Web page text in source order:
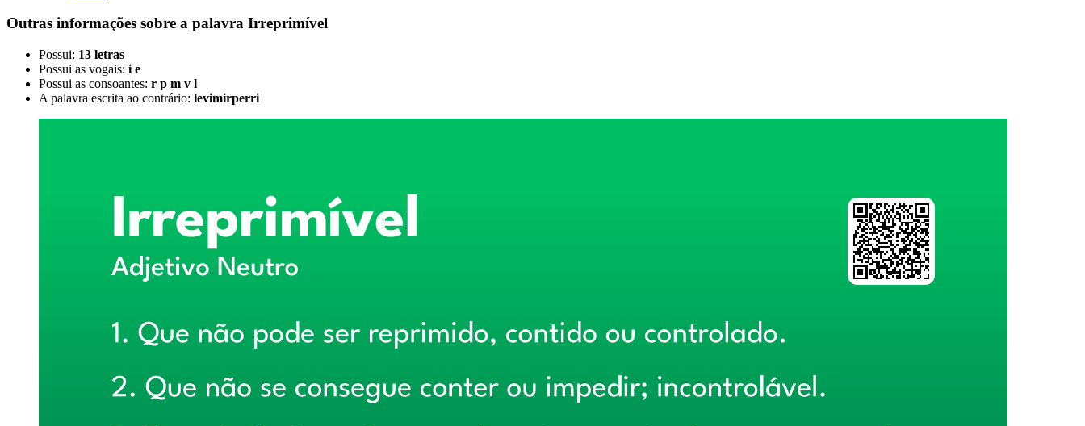
Outras informações sobre a palavra Irreprimível
Possui: 13 letras
Possui as vogais: i e
Possui as consoantes: r p m v l
A palavra escrita ao contrário: levimirperri